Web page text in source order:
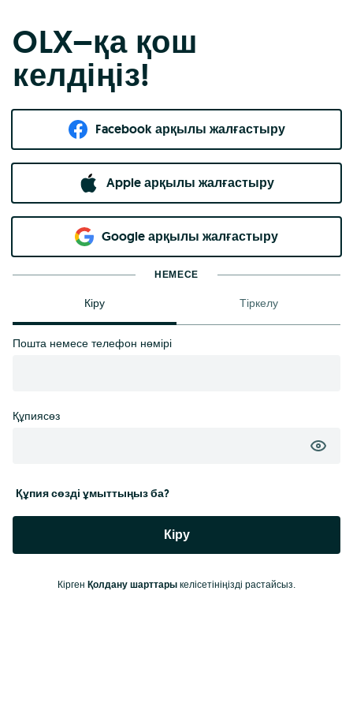
OLX–қа қош
келдіңіз!
Facebook арқылы жалғастыру
Apple арқылы жалғастыру
Google арқылы жалғастыру
НЕМЕСЕ
Кіру Тіркелу
Пошта немесе телефон нөмірі
Құпиясөз
Құпия сөзді ұмыттыңыз ба?
Кіру
Кірген Қолдану шарттары келісетініңізді растайсыз.